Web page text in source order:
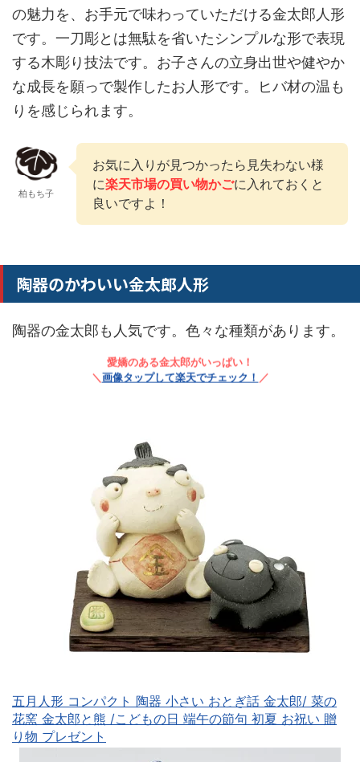
の魅力を、お手元で味わっていただける金太郎人形
です。一刀彫とは無駄を省いたシンプルな形で表現
する木彫り技法です。お子さんの立身出世や健やか
な成長を願っで製作したお人形です。ヒバ材の温も
りを感じられます。
柏もち子
お気に入りが見つかったら見失わない様
に楽天市場の買い物かごに入れておくと
良いですよ！
陶器のかわいい金太郎人形
陶器の金太郎も人気です。色々な種類があります。
愛嬌のある金太郎がいっぱい！
＼画像タップして楽天でチェック！／
五月人形 コンパクト 陶器 小さい おとぎ話 金太郎/ 菜の
花窯 金太郎と熊 /こどもの日 端午の節句 初夏 お祝い 贈
り物 プレゼント